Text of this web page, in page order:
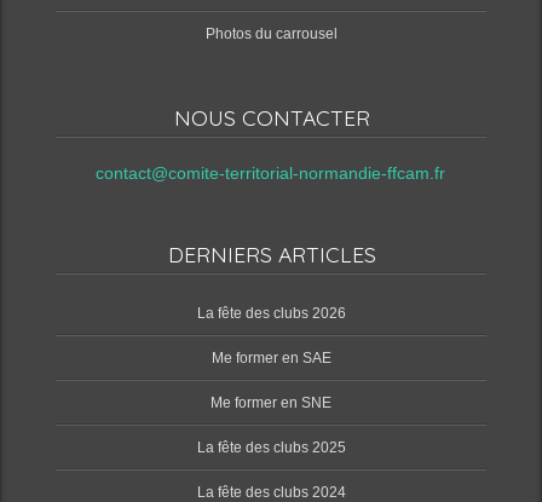
Photos du carrousel
NOUS CONTACTER
contact@comite-territorial-normandie-ffcam.fr
DERNIERS ARTICLES
‌La fête des clubs 2026
Me former en SAE
Me former en SNE
‌La fête des clubs 2025
‌La fête des clubs 2024